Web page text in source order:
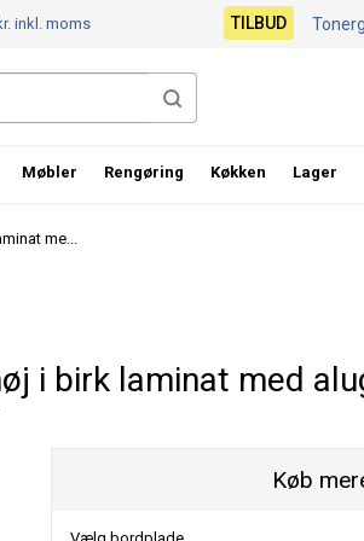
me...
i birk laminat med
Køb
inkl. moms TILBUD
Møbler Rengøring Køkken Lager